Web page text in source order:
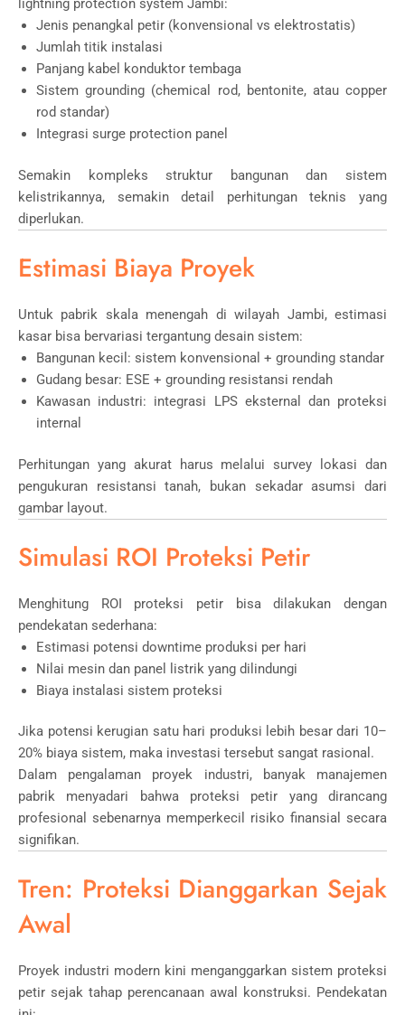
lightning protection system Jambi:
Jenis penangkal petir (konvensional vs elektrostatis)
Jumlah titik instalasi
Panjang kabel konduktor tembaga
Sistem grounding (chemical rod, bentonite, atau copper
rod standar)
Integrasi surge protection panel
Semakin kompleks struktur bangunan dan sistem
kelistrikannya, semakin detail perhitungan teknis yang
diperlukan.
Estimasi Biaya Proyek
Untuk pabrik skala menengah di wilayah Jambi, estimasi
kasar bisa bervariasi tergantung desain sistem:
Bangunan kecil: sistem konvensional + grounding standar
Gudang besar: ESE + grounding resistansi rendah
Kawasan industri: integrasi LPS eksternal dan proteksi
internal
Perhitungan yang akurat harus melalui survey lokasi dan
pengukuran resistansi tanah, bukan sekadar asumsi dari
gambar layout.
Simulasi ROI Proteksi Petir
Menghitung ROI proteksi petir bisa dilakukan dengan
pendekatan sederhana:
Estimasi potensi downtime produksi per hari
Nilai mesin dan panel listrik yang dilindungi
Biaya instalasi sistem proteksi
Jika potensi kerugian satu hari produksi lebih besar dari 10–
20% biaya sistem, maka investasi tersebut sangat rasional.
Dalam pengalaman proyek industri, banyak manajemen
pabrik menyadari bahwa proteksi petir yang dirancang
profesional sebenarnya memperkecil risiko finansial secara
signifikan.
Tren: Proteksi Dianggarkan Sejak
Awal
Proyek industri modern kini menganggarkan sistem proteksi
petir sejak tahap perencanaan awal konstruksi. Pendekatan